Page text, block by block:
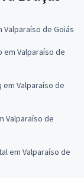
Valparaíso de Goiás
em Valparaíso de
em Valparaíso de
Valparaíso de
em Valparaíso de